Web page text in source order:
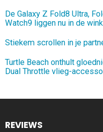
De Galaxy Z Fold8 Ultra,
Watch9 liggen nu in de
Stiekem scrollen in je
Turtle Beach onthult
Dual Throttle vlieg-
REVIEWS